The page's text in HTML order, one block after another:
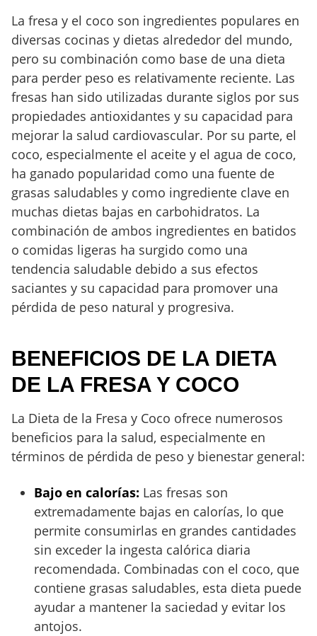
La fresa y el coco son ingredientes populares en
diversas cocinas y dietas alrededor del mundo,
pero su combinación como base de una dieta
para perder peso es relativamente reciente. Las
fresas han sido utilizadas durante siglos por sus
propiedades antioxidantes y su capacidad para
mejorar la salud cardiovascular. Por su parte, el
coco, especialmente el aceite y el agua de coco,
ha ganado popularidad como una fuente de
grasas saludables y como ingrediente clave en
muchas dietas bajas en carbohidratos. La
combinación de ambos ingredientes en batidos
o comidas ligeras ha surgido como una
tendencia saludable debido a sus efectos
saciantes y su capacidad para promover una
pérdida de peso natural y progresiva.
BENEFICIOS DE LA DIETA
DE LA FRESA Y COCO
La Dieta de la Fresa y Coco ofrece numerosos
beneficios para la salud, especialmente en
términos de pérdida de peso y bienestar general:
Bajo en calorías: Las fresas son
extremadamente bajas en calorías, lo que
permite consumirlas en grandes cantidades
sin exceder la ingesta calórica diaria
recomendada. Combinadas con el coco, que
contiene grasas saludables, esta dieta puede
ayudar a mantener la saciedad y evitar los
antojos.